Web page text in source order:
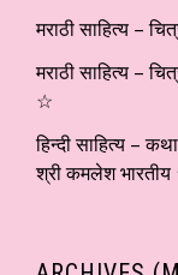
मराठी साहित्य –
मराठी साहित्य –
☆
हिन्दी साहित्य –
श्री कमलेश